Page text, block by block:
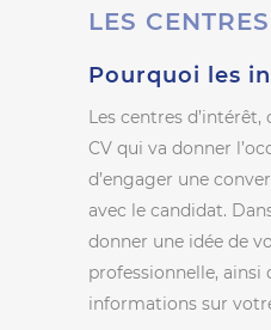
LES
Pourquoi les
Les centres d’intérêt,
CV qui va donner
d’engager une
avec le candidat.
donner une idée de
professionnelle, ainsi
informations sur